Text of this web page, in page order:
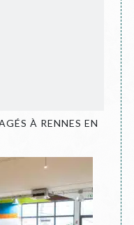
À RENNES EN